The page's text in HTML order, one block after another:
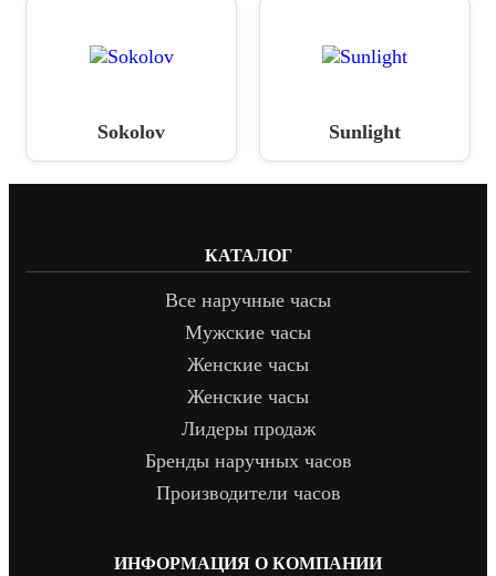
Sokolov Sunlight
КАТАЛОГ
Все наручные часы
Мужские часы
Женские часы
Женские часы
Лидеры продаж
Бренды наручных часов
Производители часов
ИНФОРМАЦИЯ О КОМПАНИИ